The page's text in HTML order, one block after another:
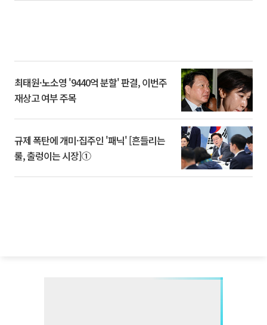
최태원·노소영 '9440억 분할' 판결, 이번주
재상고 여부 주목
규제 폭탄에 개미·집주인 '패닉' [흔들리는
룰, 출렁이는 시장]①